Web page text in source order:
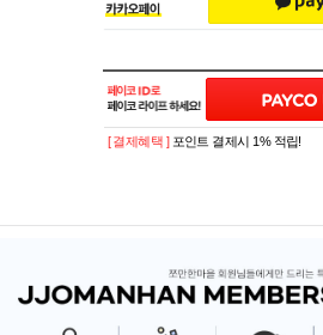
[ 결제혜택 ] 포인트 결제시 1% 적립!